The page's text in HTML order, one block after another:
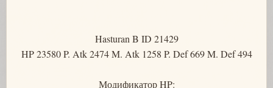
Hasturan B ID 21429
HP 23580 P. Atk 2474 M. Atk 1258 P. Def 669 M. Def 494
Модификатор HP: